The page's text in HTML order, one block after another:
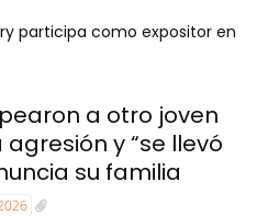
participa como expositor en
a otro joven
y “se llevó
su familia